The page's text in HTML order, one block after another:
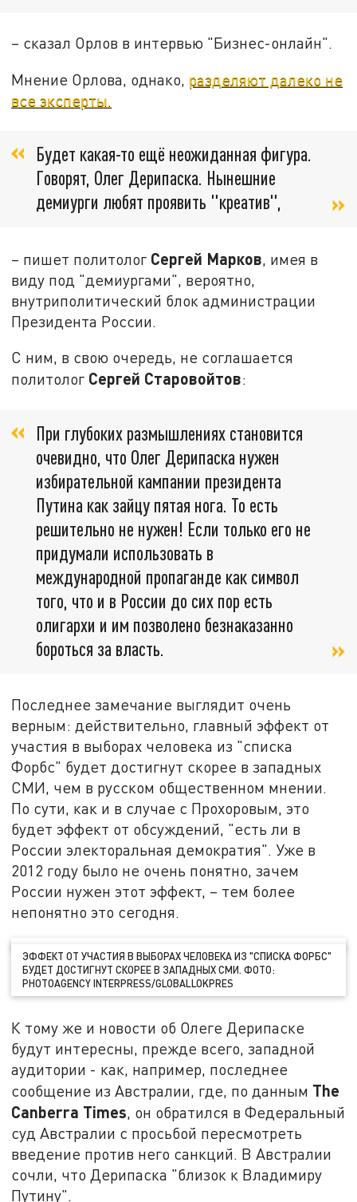
– сказал Орлов в интервью "Бизнес-онлайн".
Мнение Орлова, однако, разделяют далеко не
все эксперты.
Будет какая-то ещё неожиданная фигура.
Говорят, Олег Дерипаска. Нынешние
демиурги любят проявить "креатив",
– пишет политолог Сергей Марков , имея в
виду под "демиургами", вероятно,
внутриполитический блок администрации
Президента России.
С ним, в свою очередь, не соглашается
политолог Сергей Старовойтов:
При глубоких размышлениях становится
очевидно, что Олег Дерипаска нужен
избирательной кампании президента
Путина как зайцу пятая нога. То есть
решительно не нужен! Если только его не
придумали использовать в
международной пропаганде как символ
того, что и в России до сих пор есть
олигархи и им позволено безнаказанно
бороться за власть.
Последнее замечание выглядит очень
верным: действительно, главный эффект от
участия в выборах человека из "списка
Форбс" будет достигнут скорее в западных
СМИ, чем в русском общественном мнении.
По сути, как и в случае с Прохоровым, это
будет эффект от обсуждений, "есть ли в
России электоральная демократия". Уже в
2012 году было не очень понятно, зачем
России нужен этот эффект, – тем более
непонятно это сегодня.
ЭФФЕКТ ОТ УЧАСТИЯ В ВЫБОРАХ ЧЕЛОВЕКА ИЗ "СПИСКА ФОРБС"
БУДЕТ ДОСТИГНУТ СКОРЕЕ В ЗАПАДНЫХ СМИ. ФОТО:
PHOTOAGENCY INTERPRESS/GLOBALLOKPRES
К тому же и новости об Олеге Дерипаске
будут интересны, прежде всего, западной
аудитории - как, например, последнее
сообщение из Австралии, где, по данным The
Canberra Times, он обратился в Федеральный
суд Австралии с просьбой пересмотреть
введение против него санкций. В Австралии
сочли, что Дерипаска "близок к Владимиру
Путину".